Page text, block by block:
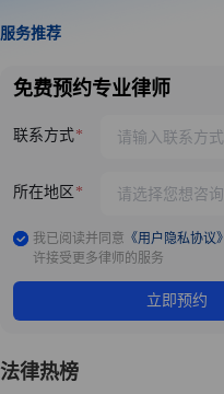
服务推荐
免费预约专业律师
联系方式
所在地区
我已阅读并同意 《用户隐私协议》
许接受更多律师的服务
立即预约
法律热榜